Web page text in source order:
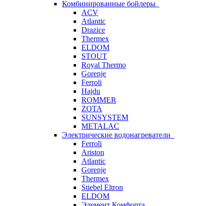
Комбинированные бойлеры
ACV
Atlantic
Drazice
Thermex
ELDOM
STOUT
Royal Thermo
Gorenje
Ferroli
Hajdu
ROMMER
ZOTA
SUNSYSTEM
METALAC
Электрические водонагреватели
Ferroli
Ariston
Atlantic
Gorenje
Thermex
Stiebel Eltron
ELDOM